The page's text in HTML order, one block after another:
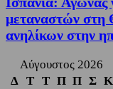
μεταναστών στη
ανηλίκων στην
Αύγουστος 2026
Δ
Τ Τ Π Π Σ Κ